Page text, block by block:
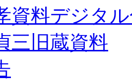
資料デジタ
三旧蔵資料